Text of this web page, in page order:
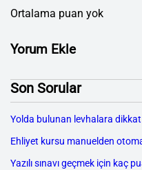
Ortalama puan yok
Yorum Ekle
Son Sorular
Yolda bulunan levhalara
Ehliyet kursu manuelden
Yazılı sınavı geçmek için kaç